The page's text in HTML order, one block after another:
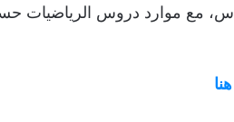
مع موارد دروس الرياضيات